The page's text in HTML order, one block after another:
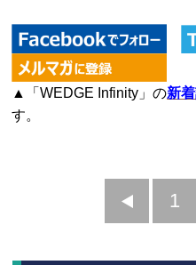
▲「WEDGE Infinity」の新
す。
前
1